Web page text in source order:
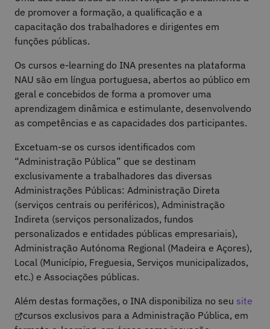
de promover a formação, a qualificação e a
capacitação dos trabalhadores e dirigentes em
funções públicas.
Os cursos e-learning do INA presentes na plataforma
NAU são em língua portuguesa, abertos ao público em
geral e concebidos de forma a promover uma
aprendizagem dinâmica e estimulante, desenvolvendo
as competências e as capacidades dos participantes.
Excetuam-se os cursos identificados com
“Administração Pública” que se destinam
exclusivamente a trabalhadores das diversas
Administrações Públicas: Administração Direta
(serviços centrais ou periféricos), Administração
Indireta (serviços personalizados, fundos
personalizados e entidades públicas empresariais),
Administração Autónoma Regional (Madeira e Açores),
Local (Município, Freguesia, Serviços municipalizados,
etc.) e Associações públicas.
Além destas formações, o INA disponibiliza no seu site
cursos exclusivos para a Administração Pública, em